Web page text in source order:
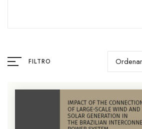
FILTRO